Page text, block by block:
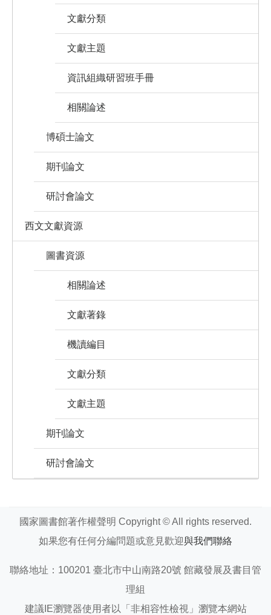
文獻分類
文獻主題
資訊組織研習班手冊
相關論述
博碩士論文
期刊論文
研討會論文
西文文獻資源
圖書資源
相關論述
文獻著錄
機讀編目
文獻分類
文獻主題
期刊論文
研討會論文
國家圖書館著作權聲明 Copyright © All rights reserved.
如果您有任何分編問題或意見歡迎與我們聯絡
聯絡地址：100201 臺北市中山南路20號 館藏發展及書目管
理組
建議IE瀏覽器使用者以「非相容性檢視」瀏覽本網站